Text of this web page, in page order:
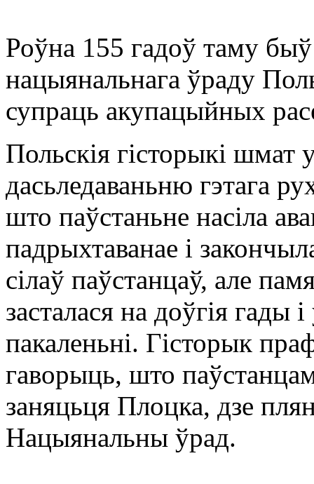
Роўна 155 гадоў таму
нацыянальнага ўраду
супраць акупацыйных
Польскія гісторыкі шмат
дасьледаваньню гэтага
што паўстаньне насіла
падрыхтаванае і
сілаў паўстанцаў, але
засталася на доўгія гады
пакаленьні. Гісторык
гаворыць, што
заняцьця Плоцка, дзе
Нацыянальны ўрад.